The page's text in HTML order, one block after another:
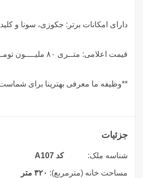
دارای امکانات برتر: جکوزی، سونا و
قیمت اعلامی: متــری ۸۰ ملیــــون تومــــان
**وظیفه ما معرفی بهترینا برای
جزئیات
شناسه ملک: کد A107
مساحت خانه (مترمربع): ۳۲۰ متر